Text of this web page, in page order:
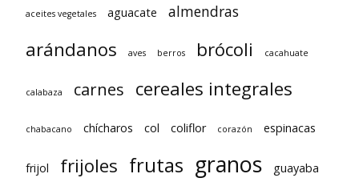
aceites vegetales aguacate almendras
arándanos aves berros brócoli cacahuate
calabaza carnes cereales integrales
chabacano chícharos col coliflor corazón espinacas
frijol frijoles frutas granos guayaba